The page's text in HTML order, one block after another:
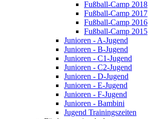
Fußball-Camp 2018
Fußball-Camp 2017
Fußball-Camp 2016
Fußball-Camp 2015
Junioren - A-Jugend
Junioren - B-Jugend
Junioren - C1-Jugend
Junioren - C2-Jugend
Junioren - D-Jugend
Junioren - E-Jugend
Junioren - F-Jugend
Junioren - Bambini
Jugend Trainingszeiten